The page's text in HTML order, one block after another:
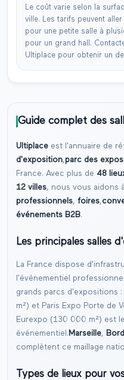
Le coût varie selon la
ville. Les tarifs peuvent
pour une petite salle à
pour un grand hall.
Ultiplace pour obtenir un
Guide complet des
Ultiplace est l'annuaire de
d'exposition,parc des
France. Avec plus de 48
12 villes, nous vous aidons
professionnels, foires,
événements B2B.
Les principales salles
La France dispose
l'événementiel
grands parcs d'expositions :
m²) et Paris Expo Porte de
Eurexpo (130 000 m²) est
événementiel. Marseille,
complètent ce maillage
Types de lieux pour